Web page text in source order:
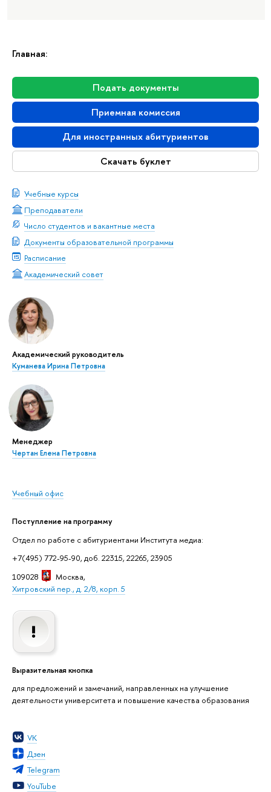
Главная:
Подать документы
Приемная комиссия
Для иностранных абитуриентов
Скачать буклет
Учебные курсы
Преподаватели
Число студентов и вакантные места
Документы образовательной программы
Расписание
Академический совет
Академический руководитель
Куманева Ирина Петровна
Менеджер
Чертан Елена Петровна
Учебный офис
Поступление на программу
Отдел по работе с абитуриентами Института медиа:
+7(495) 772-95-90, доб. 22315, 22265, 23905
109028
Москва,
Хитровский пер., д. 2/8, корп. 5
Выразительная кнопка
для предложений и замечаний, направленных на улучшение
деятельности университета и повышение качества образования
VK
Дзен
Telegram
YouTube